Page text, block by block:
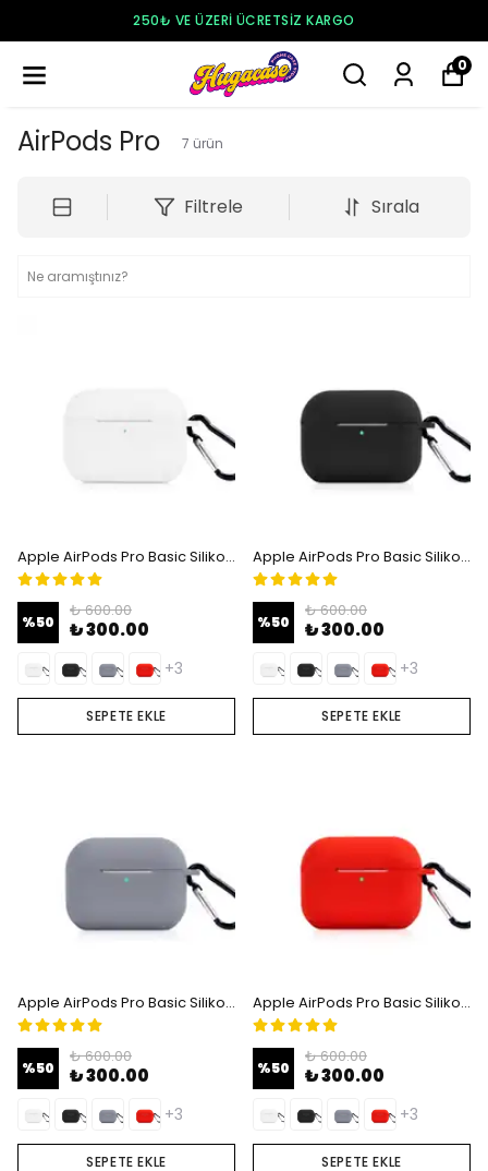
250₺ VE ÜZERI ÜCRETSIZ KARGO
0
AirPods Pro 7 ürün
Filtrele Sırala
Apple AirPods Pro Basic Silikon Kılıfı - White
%50
₺ 600.00
₺ 300.00
+3
SEPETE EKLE
Apple AirPods Pro Basic Silikon Kılıfı - Black
%50
₺ 600.00
₺ 300.00
+3
SEPETE EKLE
Apple AirPods Pro Basic Silikon Kılıfı - Gray
%50
₺ 600.00
₺ 300.00
+3
SEPETE EKLE
Apple AirPods Pro Basic Silikon Kılıfı - Red
%50
₺ 600.00
₺ 300.00
+3
SEPETE EKLE